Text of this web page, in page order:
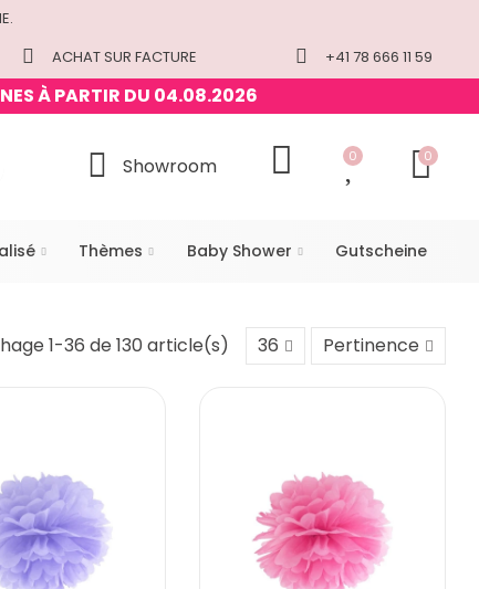
ACHAT SUR FACTURE +41 78 666 11 59
À PARTIR DU 04.08.2026
Showroom 0 0
Thèmes Baby Shower Gutscheine
1-36 de 130 article(s) 36 Pertinence